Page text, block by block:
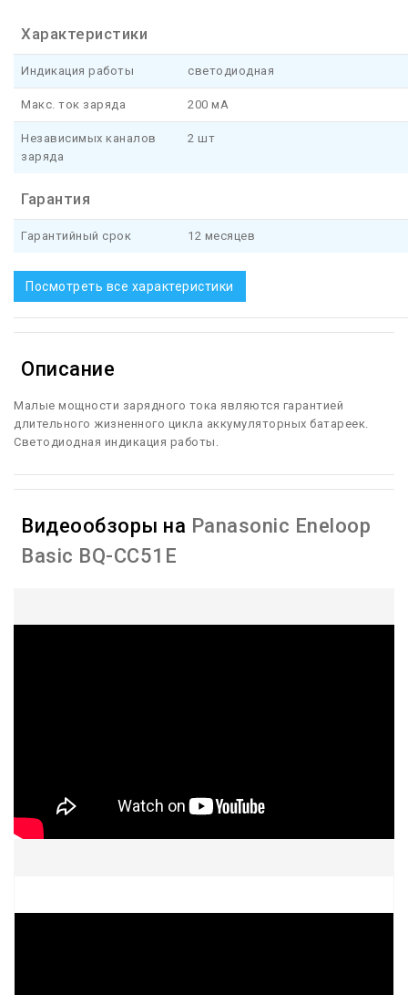
Характеристики
Индикация работы светодиодная
Макс. ток заряда 200 мА
Независимых каналов
заряда
2 шт
Гарантия
Гарантийный срок 12 месяцев
Посмотреть все характеристики
Описание
Малые мощности зарядного тока являются гарантией
длительного жизненного цикла аккумуляторных батареек.
Светодиодная индикация работы.
Видеообзоры на Panasonic Eneloop
Basic BQ-CC51E